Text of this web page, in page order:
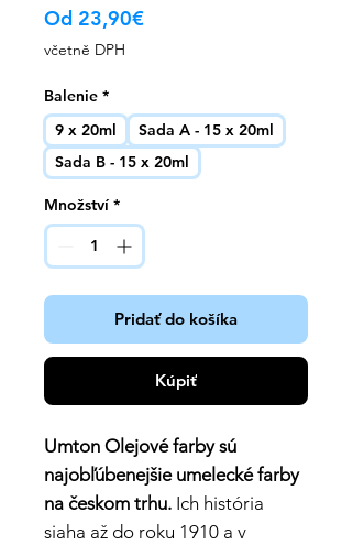
Od 23,90€Zvýhodněná
včetně DPH
Balenie *
9 x 20ml
Sada A - 15 x 20ml
Sada B - 15 x 20ml
Množství *
Pridať do košíka
Kúpiť
Umton Olejové farby sú
najobľúbenejšie umelecké farby
na českom trhu. Ich história
siaha až do roku 1910 a v